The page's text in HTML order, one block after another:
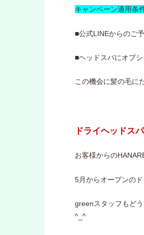
キャンペーン適用条
■公式LINEからのご
■ヘッドスパにオプ
この機会に髪の毛に
ドライヘッドス
お客様からの
5月からオープンの
greenスタッフもど
^_^